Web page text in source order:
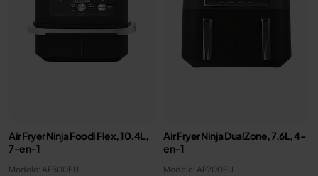
Air Fryer Ninja Foodi Flex, 10.4L,
7-en-1
Modèle: AF500EU
Air Fryer Ninja DualZone, 7.6L, 4-
en-1
Modèle: AF200EU